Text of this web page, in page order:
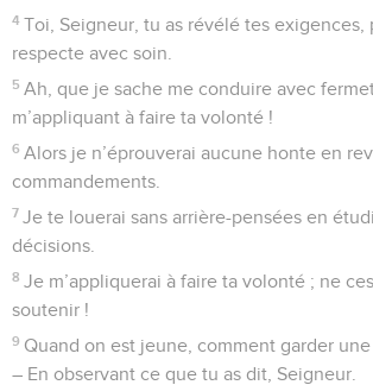
4 Toi, Seigneur, tu as révélé tes exigences,
respecte avec soin.
5 Ah, que je sache me conduire avec
m’appliquant à faire ta volonté !
6 Alors je n’éprouverai aucune honte en
commandements.
7 Je te louerai sans arrière-pensées en
décisions.
8 Je m’appliquerai à faire ta volonté ; ne
soutenir !
9 Quand on est jeune, comment garder
– En observant ce que tu as dit, Seigneur.